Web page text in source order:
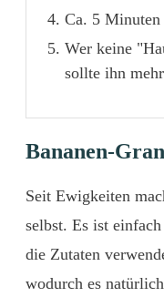
Ca. 5 Minuten
Wer keine
sollte ihn
Bananen-
Seit Ewigkeiten
selbst. Es ist
die Zutaten
wodurch es